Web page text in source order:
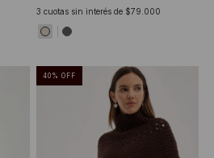
3 cuotas sin interés de $79.000
40 % OFF